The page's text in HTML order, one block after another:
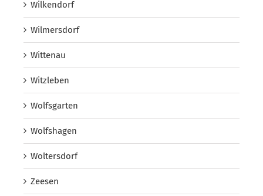
Wilkendorf
Wilmersdorf
Wittenau
Witzleben
Wolfsgarten
Wolfshagen
Woltersdorf
Zeesen